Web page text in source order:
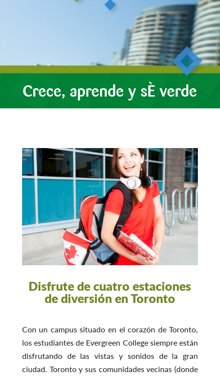
Crece, aprende y sé verde
Disfrute de cuatro estaciones
de diversión en Toronto
Con un campus situado en el corazón de Toronto,
los estudiantes de Evergreen College siempre están
disfrutando de las vistas y sonidos de la gran
ciudad. Toronto y sus comunidades vecinas (donde